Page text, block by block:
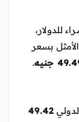
للدولار،
بسعر
جنيه .
49.42